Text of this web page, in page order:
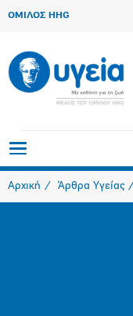
ΟΜΙΛΟΣ HHG
Αρχική Άρθρα Υγείας